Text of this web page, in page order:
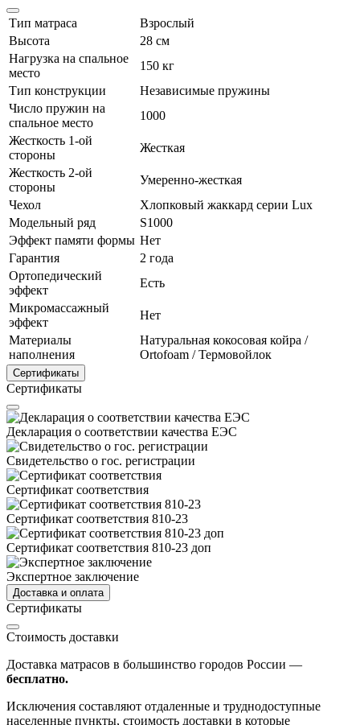
Тип матраса
Взрослый
Высота
28 см
Нагрузка на спальное
место
150 кг
Тип конструкции
Независимые пружины
Число пружин на
спальное место
1000
Жесткость 1-ой
стороны
Жесткая
Жесткость 2-ой
стороны
Умеренно-жесткая
Чехол
Хлопковый жаккард серии Lux
Модельный ряд
S1000
Эффект памяти формы Нет
Гарантия
2 года
Ортопедический
эффект
Есть
Микромассажный
эффект
Нет
Материалы
наполнения
Натуральная кокосовая койра /
Ortofoam / Термовойлок
Сертификаты
Сертификаты
Декларация о соответствии качества ЕЭС
Свидетельство о гос. регистрации
Сертификат соответствия
Сертификат соответствия 810-23
Сертификат соответствия 810-23 доп
Экспертное заключение
Доставка и оплата
Сертификаты
Стоимость доставки
Доставка матрасов в большинство городов России —
бесплатно.
Исключения составляют отдаленные и труднодоступные
населенные пункты, стоимость доставки в которые